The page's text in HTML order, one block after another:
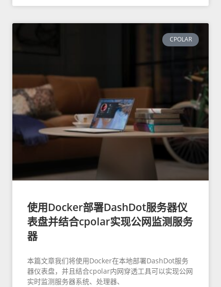
CPOLAR
使用Docker部署DashDot服务器仪
表盘并结合cpolar实现公网监测服务
器
本篇文章我们将使用Docker在本地部署DashDot服务
器仪表盘，并且结合cpolar内网穿透工具可以实现公网
实时监测服务器系统、处理器、